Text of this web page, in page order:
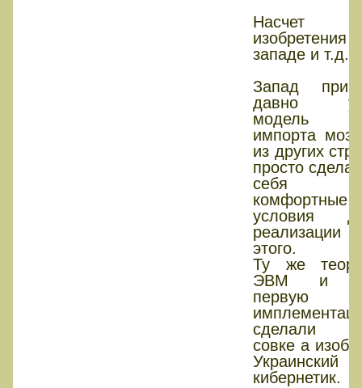
Насчет
изобретения
западе и т.д.
Запад
давно
модель
импорта
из других
просто
себя
комфортные
условия
реализации
этого.
Ту же
ЭВМ и
первую
сделали
совке а
Украинский
кибернетик.